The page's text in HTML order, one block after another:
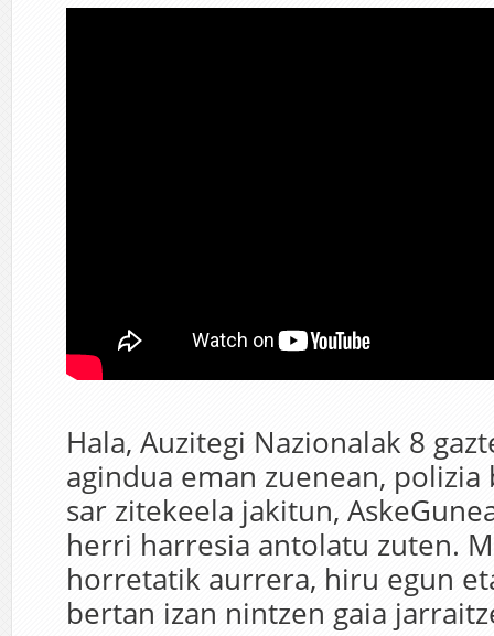
Hala, Auzitegi Nazionalak 8
agindua eman zuenean,
sar zitekeela jakitun,
herri harresia antolatu zuten.
horretatik aurrera, hiru egun
bertan izan nintzen gaia